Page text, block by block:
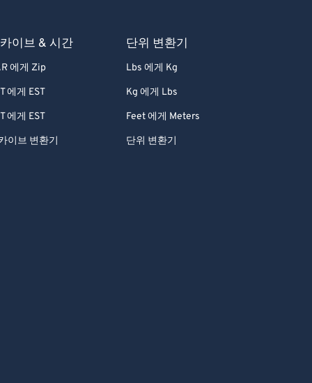
이브 & 시간
에게 Zip
에게 EST
에게 EST
이브 변환기
단위 변환기
Lbs 에게 Kg
Kg 에게 Lbs
Feet 에게 Meters
단위 변환기